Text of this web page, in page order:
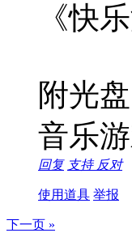
《快
附光
音乐
回复 支持 反对
使用道具 举报
下一页 »